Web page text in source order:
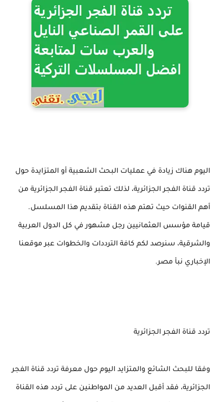
اليوم هناك زيادة في عمليات البحث الشعبية أو المتزايدة حول
تردد قناة الفجر الجزائرية، لذلك تعتبر قناة الفجر الجزائرية من
أهم القنوات حيث تهتم هذه القناة بتقديم هذا المسلسل.
قيامة مؤسس العثمانيين رجل مشهور في كل الدول العربية
والشرقية، سنرصد لكم كافة الترددات والخطوات عبر موقعنا
الإخباري نبأ مصر.
تردد قناة الفجر الجزائرية
وفقا للبحث الشائع والمتزايد اليوم حول معرفة تردد قناة الفجر
الجزائرية، فقد أقبل العديد من المواطنين على تردد هذه القناة